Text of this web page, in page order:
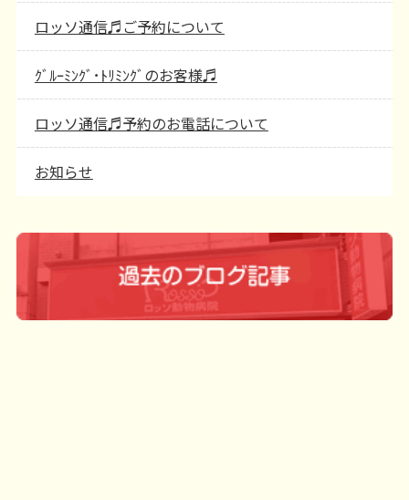
ロッソ通信♬ご予約について
ｸﾞﾙｰﾐﾝｸﾞ･ﾄﾘﾐﾝｸﾞのお客様♬
ロッソ通信♬予約のお電話について
お知らせ